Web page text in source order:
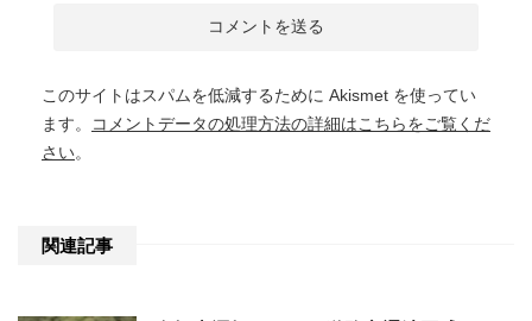
このサイトはスパムを低減するために Akismet を使ってい
ます。
コメントデータの処理方法の詳細はこちらをご覧くだ
さい。
関連記事